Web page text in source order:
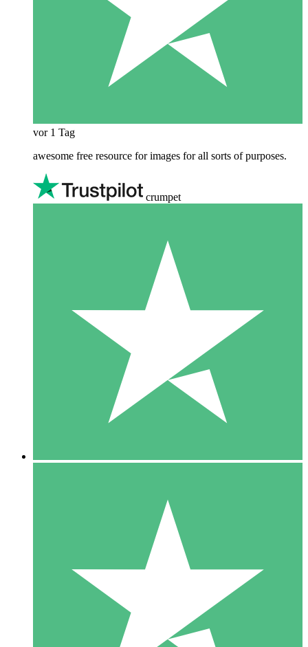
vor 1 Tag
awesome free resource for images for all sorts of purposes.
crumpet